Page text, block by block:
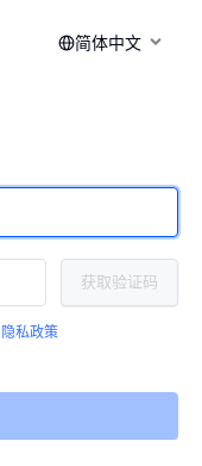
简体中文
获取验证码
隐私政策